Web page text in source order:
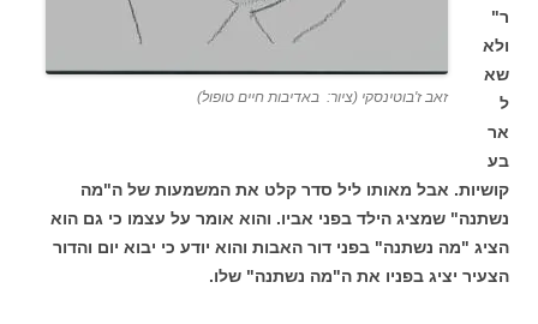
זאב ז'בוטינסקי (ציור: באדיבות חיים טופול)
ר"
ולא
שא
ל
אר
בע
קושיות. אבל מאותו ליל סדר קלט את המשמעות של ה"מה
נשתנה" שמציג הילד בפני אביו. והוא אומר על עצמו כי גם הוא
הציג "מה נשתנה" בפני דור האבות והוא יודע כי יבוא יום והדור
הצעיר יציג בפניו את ה"מה נשתנה" שלו.